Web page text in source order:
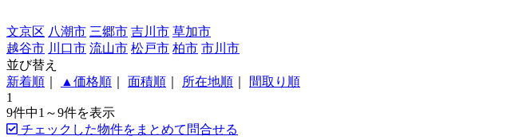
文京区 八潮市 三郷市 吉川市 草加市
越谷市 川口市 流山市 松戸市 柏市 市川市
並び替え
新着順
▲価格順 面積順 所在地順
間取り順
1
9件中1～9件を表示
チェックした物件をまとめて問合せる